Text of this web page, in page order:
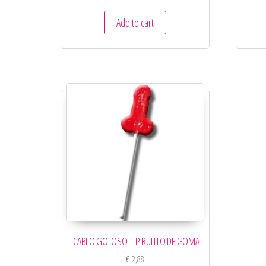
Add to cart
DIABLO GOLOSO – PIRULITO DE GOMA
€2,88